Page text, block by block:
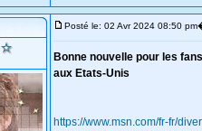
Posté le: 02 Avr 2024 08:50 pm
Bonne nouvelle pour les
aux Etats-Unis
https://www.msn.com/fr-fr/